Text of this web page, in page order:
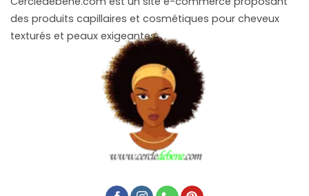
des produits capillaires et cosmétiques pour cheveux
texturés et peaux exigeantes.